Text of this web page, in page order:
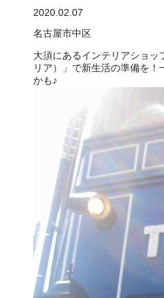
2020.02.07
名古屋市中区
大須にあるインテリアショ
リア）」で新生活の準備を
かも♪